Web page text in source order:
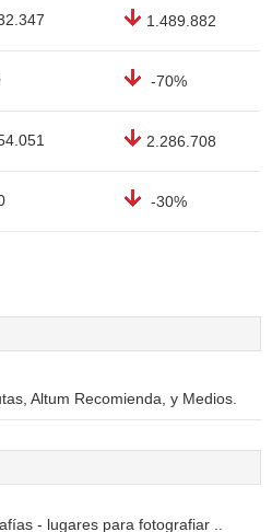
1.489.882
-70%
2.286.708
-30%
Altum Recomienda, y Medios.
- lugares para fotografiar ..